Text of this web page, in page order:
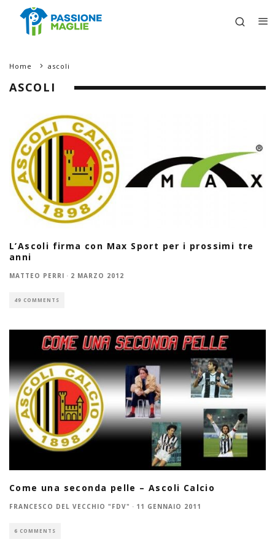
Home ascoli
ASCOLI
L’Ascoli firma con Max Sport per i prossimi tre
anni
MATTEO PERRI · 2 MARZO 2012
49 COMMENTS
Come una seconda pelle – Ascoli Calcio
FRANCESCO DEL VECCHIO "FDV" · 11 GENNAIO 2011
6 COMMENTS